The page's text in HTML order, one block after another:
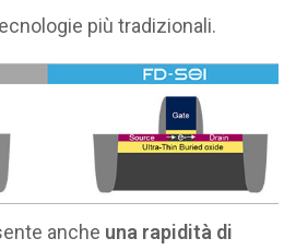
più tradizionali.
anche una rapidità di